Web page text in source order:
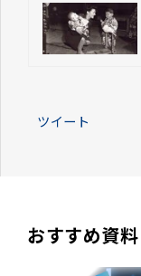
ツイート
おすすめ資料